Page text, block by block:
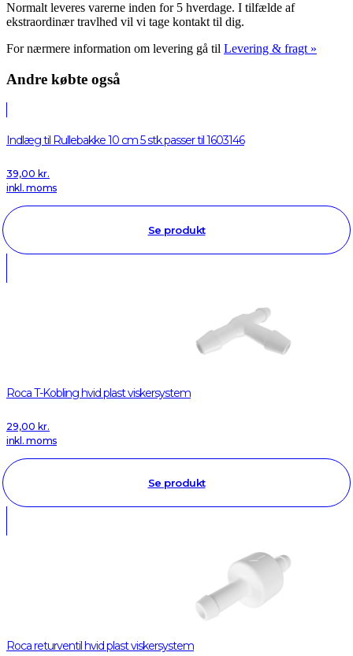
Normalt leveres varerne inden for 5 hverdage. I tilfælde af
ekstraordinær travlhed vil vi tage kontakt til dig.
For nærmere information om levering gå til Levering & fragt »
Andre købte også
Indlæg til Rullebakke 10 cm 5 stk passer til 1603146
39,00 kr.
inkl. moms
Se produkt
Roca T-Kobling hvid plast viskersystem
29,00 kr.
inkl. moms
Se produkt
Roca returventil hvid plast viskersystem